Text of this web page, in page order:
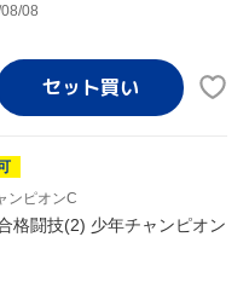
08
ンピオンC
格闘技(2) 少年チャンピオン